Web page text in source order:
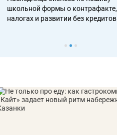
школьной формы о контрафакте,
налогах и развитии без кредитов